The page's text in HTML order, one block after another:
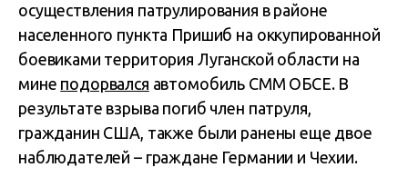
осуществления патрулирования в районе
населенного пункта Пришиб на оккупированной
боевиками территория Луганской области на
мине подорвался автомобиль СММ ОБСЕ. В
результате взрыва погиб член патруля,
гражданин США, также были ранены еще двое
наблюдателей – граждане Германии и Чехии.